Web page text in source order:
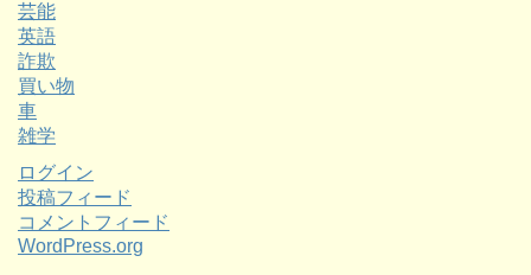
芸能
英語
詐欺
買い物
車
雑学
ログイン
投稿フィード
コメントフィード
WordPress.org